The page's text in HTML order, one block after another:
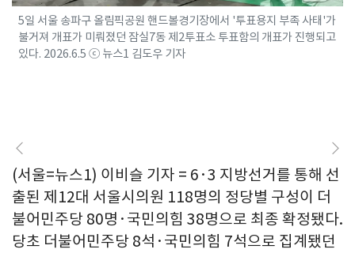
5일 서울 송파구 올림픽공원 핸드볼경기장에서 '투표용지 부족 사태'가
불거져 개표가 미뤄졌던 잠실7동 제2투표소 투표함의 개표가 진행되고
있다. 2026.6.5 ⓒ 뉴스1 김도우 기자
(서울=뉴스1) 이비슬 기자 = 6·3 지방선거를 통해 선
출된 제12대 서울시의원 118명의 정당별 구성이 더
불어민주당 80명·국민의힘 38명으로 최종 확정됐다.
당초 더불어민주당 8석·국민의힘 7석으로 집계됐던